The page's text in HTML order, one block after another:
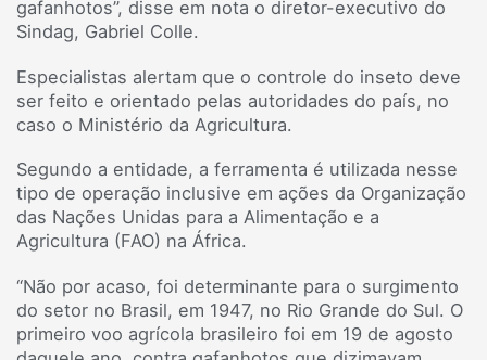
gafanhotos”, disse em nota o diretor-executivo do
Sindag, Gabriel Colle.
Especialistas alertam que o controle do inseto deve
ser feito e orientado pelas autoridades do país, no
caso o Ministério da Agricultura.
Segundo a entidade, a ferramenta é utilizada nesse
tipo de operação inclusive em ações da Organização
das Nações Unidas para a Alimentação e a
Agricultura (FAO) na África.
“Não por acaso, foi determinante para o surgimento
do setor no Brasil, em 1947, no Rio Grande do Sul. O
primeiro voo agrícola brasileiro foi em 19 de agosto